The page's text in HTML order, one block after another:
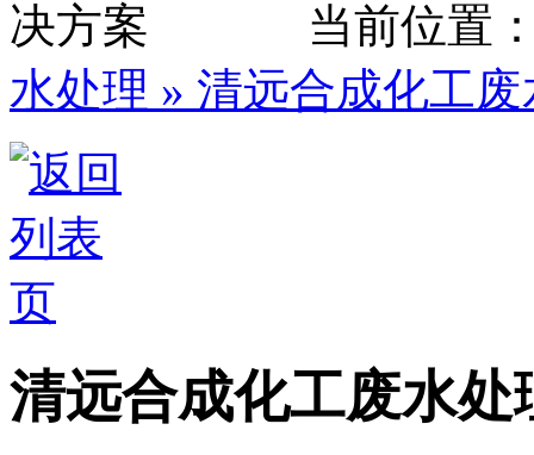
当前位置
水处理 » 清远合成化工
清远合成化工废水处